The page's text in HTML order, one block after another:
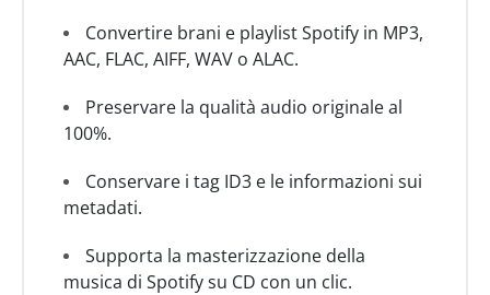
Convertire brani e playlist Spotify in MP3,
AAC, FLAC, AIFF, WAV o ALAC.
Preservare la qualità audio originale al
100%.
Conservare i tag ID3 e le informazioni sui
metadati.
Supporta la masterizzazione della
musica di Spotify su CD con un clic.